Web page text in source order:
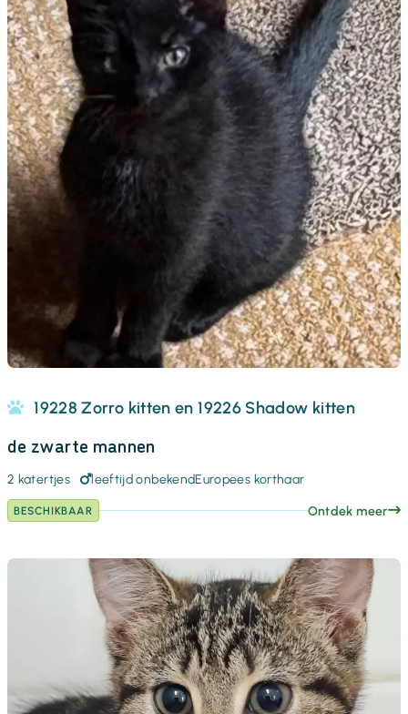
19228 Zorro kitten en 19226 Shadow kitten
de zwarte mannen
2 katertjes leeftijd onbekendEuropees korthaar
BESCHIKBAAR Ontdek meer